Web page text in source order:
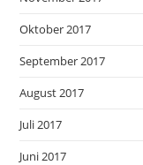
Oktober 2017
September 2017
August 2017
Juli 2017
Juni 2017